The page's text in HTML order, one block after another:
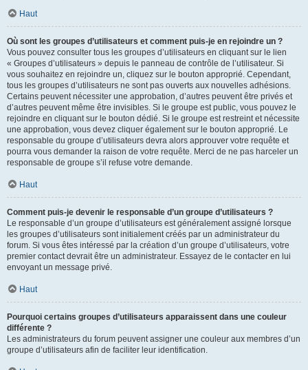
Haut
Où sont les groupes d’utilisateurs et comment puis-je en rejoindre un ?
Vous pouvez consulter tous les groupes d’utilisateurs en cliquant sur le lien
« Groupes d’utilisateurs » depuis le panneau de contrôle de l’utilisateur. Si
vous souhaitez en rejoindre un, cliquez sur le bouton approprié. Cependant,
tous les groupes d’utilisateurs ne sont pas ouverts aux nouvelles adhésions.
Certains peuvent nécessiter une approbation, d’autres peuvent être privés et
d’autres peuvent même être invisibles. Si le groupe est public, vous pouvez le
rejoindre en cliquant sur le bouton dédié. Si le groupe est restreint et nécessite
une approbation, vous devez cliquer également sur le bouton approprié. Le
responsable du groupe d’utilisateurs devra alors approuver votre requête et
pourra vous demander la raison de votre requête. Merci de ne pas harceler un
responsable de groupe s’il refuse votre demande.
Haut
Comment puis-je devenir le responsable d’un groupe d’utilisateurs ?
Le responsable d’un groupe d’utilisateurs est généralement assigné lorsque
les groupes d’utilisateurs sont initialement créés par un administrateur du
forum. Si vous êtes intéressé par la création d’un groupe d’utilisateurs, votre
premier contact devrait être un administrateur. Essayez de le contacter en lui
envoyant un message privé.
Haut
Pourquoi certains groupes d’utilisateurs apparaissent dans une couleur
différente ?
Les administrateurs du forum peuvent assigner une couleur aux membres d’un
groupe d’utilisateurs afin de faciliter leur identification.